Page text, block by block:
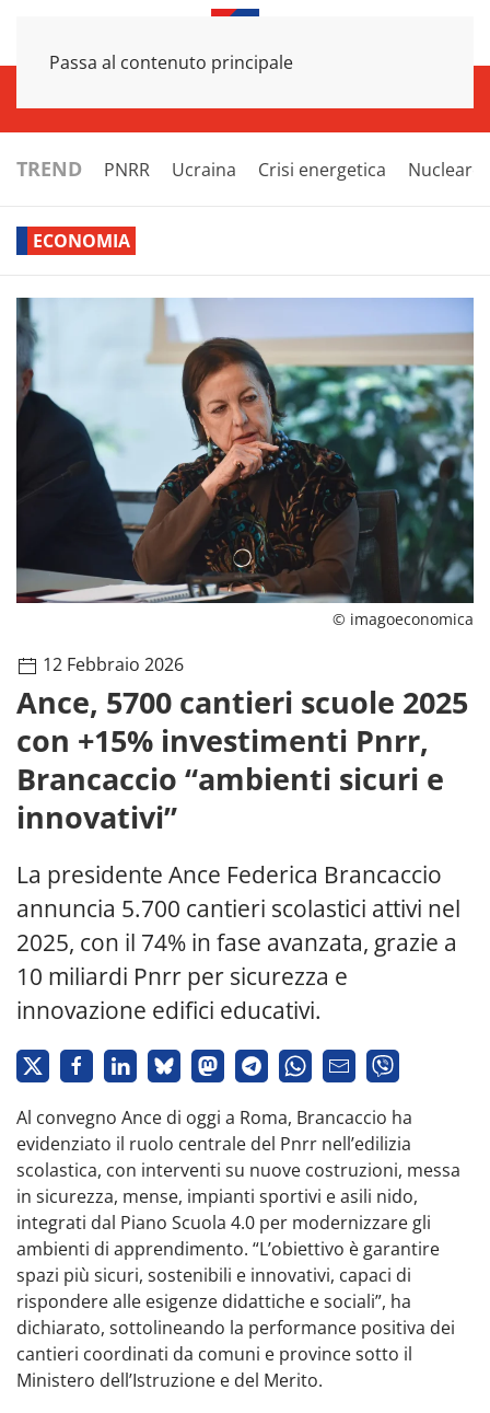
Passa al contenuto principale
TREND PNRR Ucraina Crisi energetica Nucleare
ECONOMIA
© imagoeconomica
12 Febbraio 2026
Ance, 5700 cantieri scuole 2025
con +15% investimenti Pnrr,
Brancaccio “ambienti sicuri e
innovativi”
La presidente Ance Federica Brancaccio
annuncia 5.700 cantieri scolastici attivi nel
2025, con il 74% in fase avanzata, grazie a
10 miliardi Pnrr per sicurezza e
innovazione edifici educativi.
Al convegno Ance di oggi a Roma, Brancaccio ha
evidenziato il ruolo centrale del Pnrr nell’edilizia
scolastica, con interventi su nuove costruzioni, messa
in sicurezza, mense, impianti sportivi e asili nido,
integrati dal Piano Scuola 4.0 per modernizzare gli
ambienti di apprendimento. “L’obiettivo è garantire
spazi più sicuri, sostenibili e innovativi, capaci di
rispondere alle esigenze didattiche e sociali”, ha
dichiarato, sottolineando la performance positiva dei
cantieri coordinati da comuni e province sotto il
Ministero dell’Istruzione e del Merito.